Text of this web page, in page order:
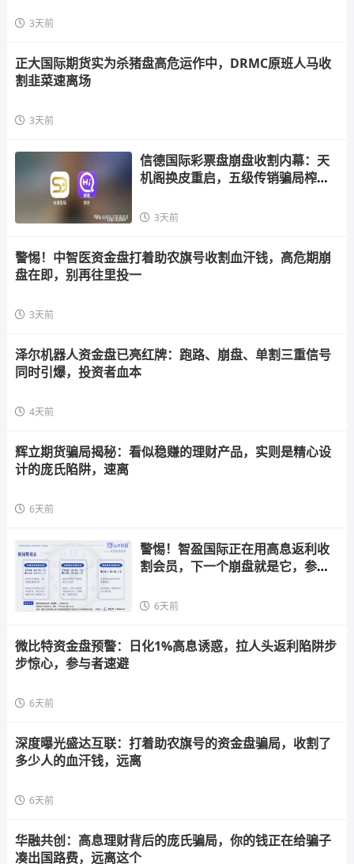
3天前
正大国际期货实为杀猪盘高危运作中，DRMC原班人马收
割韭菜速离场
3天前
信德国际彩票盘崩盘收割内幕：天
机阁换皮重启，五级传销骗局榨干
3天前
警惕！中智医资金盘打着助农旗号收割血汗钱，高危期崩
盘在即，别再往里投一
3天前
泽尔机器人资金盘已亮红牌：跑路、崩盘、单割三重信号
同时引爆，投资者血本
4天前
辉立期货骗局揭秘：看似稳赚的理财产品，实则是精心设
计的庞氏陷阱，速离
6天前
警惕！智盈国际正在用高息返利收
割会员，下一个崩盘就是它，参与
6天前
微比特资金盘预警：日化1%高息诱惑，拉人头返利陷阱步
步惊心，参与者速避
6天前
深度曝光盛达互联：打着助农旗号的资金盘骗局，收割了
多少人的血汗钱，远离
6天前
华融共创：高息理财背后的庞氏骗局，你的钱正在给骗子
凑出国路费，远离这个